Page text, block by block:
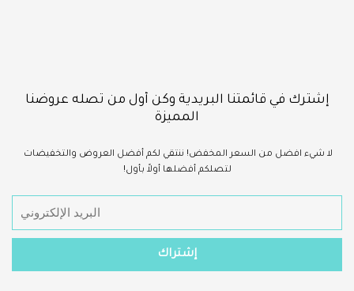
إشترك في قائمتنا البريدية وكن أول من تصله عروضنا
المميزة
لا شيء افضل من السعر المخفض! ننتقي لكم أفضل العروض والتخفيضات
لتصلكم أفضلها أولاً بأول!